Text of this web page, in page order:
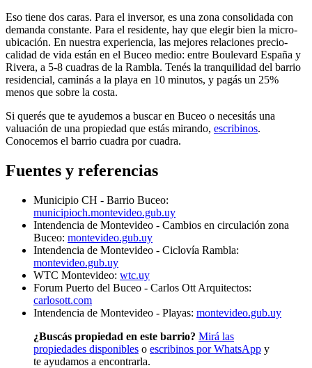
Eso tiene dos caras. Para el inversor, es una zona consolidada con
demanda constante. Para el residente, hay que elegir bien la micro-
ubicación. En nuestra experiencia, las mejores relaciones precio-
calidad de vida están en el Buceo medio: entre Boulevard España y
Rivera, a 5-8 cuadras de la Rambla. Tenés la tranquilidad del barrio
residencial, caminás a la playa en 10 minutos, y pagás un 25%
menos que sobre la costa.
Si querés que te ayudemos a buscar en Buceo o necesitás una
valuación de una propiedad que estás mirando, escribinos.
Conocemos el barrio cuadra por cuadra.
Fuentes y referencias
Municipio CH - Barrio Buceo:
municipioch.montevideo.gub.uy
Intendencia de Montevideo - Cambios en circulación zona
Buceo: montevideo.gub.uy
Intendencia de Montevideo - Ciclovía Rambla:
montevideo.gub.uy
WTC Montevideo: wtc.uy
Forum Puerto del Buceo - Carlos Ott Arquitectos:
carlosott.com
Intendencia de Montevideo - Playas: montevideo.gub.uy
¿Buscás propiedad en este barrio? Mirá las
propiedades disponibles o escribinos por WhatsApp y
te ayudamos a encontrarla.